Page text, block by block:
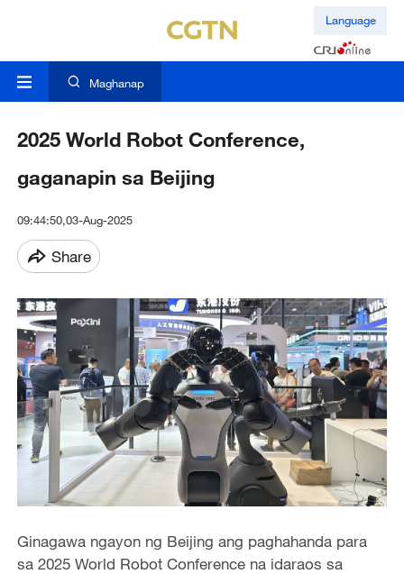
Language
Maghanap
2025 World Robot Conference,
gaganapin sa Beijing
09:44:50,03-Aug-2025
Share
Ginagawa ngayon ng Beijing ang paghahanda para
sa 2025 World Robot Conference na idaraos sa